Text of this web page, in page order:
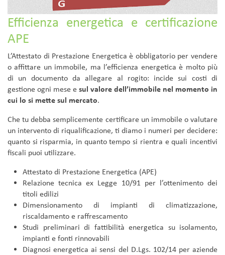
Efficienza energetica e certificazione
APE
L’Attestato di Prestazione Energetica è obbligatorio per vendere
o affittare un immobile, ma l’efficienza energetica è molto più
di un documento da allegare al rogito: incide sui costi di
gestione ogni mese e sul valore dell’immobile nel momento in
cui lo si mette sul mercato.
Che tu debba semplicemente certificare un immobile o valutare
un intervento di riqualificazione, ti diamo i numeri per decidere:
quanto si risparmia, in quanto tempo si rientra e quali incentivi
fiscali puoi utilizzare.
Attestato di Prestazione Energetica (APE)
Relazione tecnica ex Legge 10/91 per l’ottenimento dei
titoli edilizi
Dimensionamento di impianti di climatizzazione,
riscaldamento e raffrescamento
Studi preliminari di fattibilità energetica su isolamento,
impianti e fonti rinnovabili
Diagnosi energetica ai sensi del D.Lgs. 102/14 per aziende